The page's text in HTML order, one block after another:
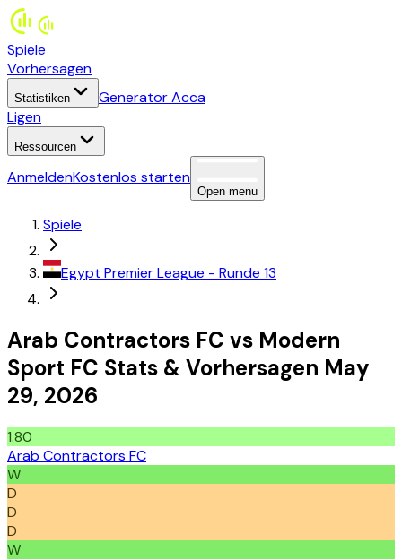
Spiele
Vorhersagen
Statistiken
Generator Acca
Ligen
Ressourcen
AnmeldenKostenlos starten
Open menu
Spiele
Egypt Premier League - Runde 13
Arab Contractors FC vs Modern
Sport FC Stats & Vorhersagen May
29, 2026
1.80
Arab Contractors FC
W
D
D
D
W